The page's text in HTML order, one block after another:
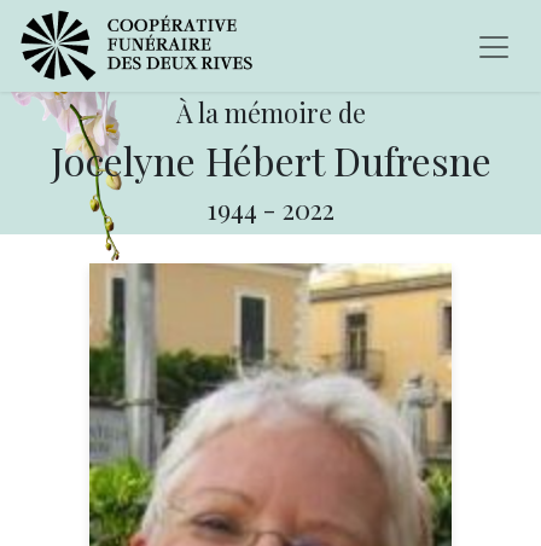
À la mémoire de
Jocelyne Hébert Dufresne
1944 - 2022